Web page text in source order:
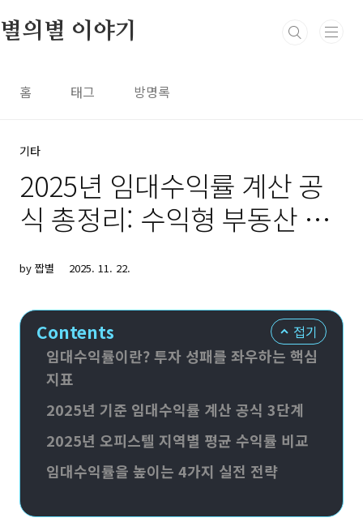
별의별 이야기
홈 태그 방명록
기타
2025년 임대수익률 계산 공
식 총정리: 수익형 부동산 투
by 짭별 2025. 11. 22.
Contents 접기
임대수익률이란? 투자 성패를 좌우하는 핵심
지표
2025년 기준 임대수익률 계산 공식 3단계
2025년 오피스텔 지역별 평균 수익률 비교
임대수익률을 높이는 4가지 실전 전략